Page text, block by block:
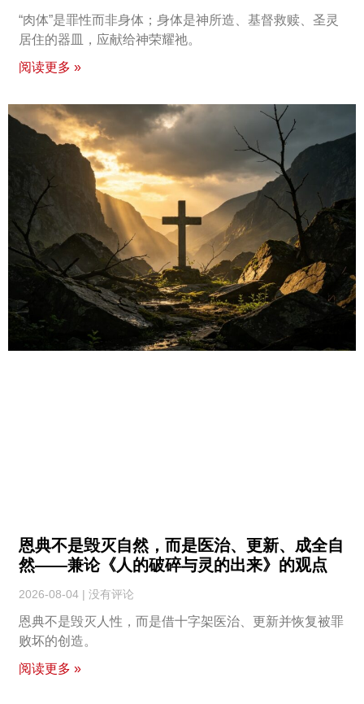
“肉体”是罪性而非身体；身体是神所造、基督救赎、圣灵
居住的器皿，应献给神荣耀祂。
阅读更多 »
恩典不是毁灭自然，而是医治、更新、成全自
然——兼论《人的破碎与灵的出来》的观点
2026-08-04 没有评论
恩典不是毁灭人性，而是借十字架医治、更新并恢复被罪
败坏的创造。
阅读更多 »